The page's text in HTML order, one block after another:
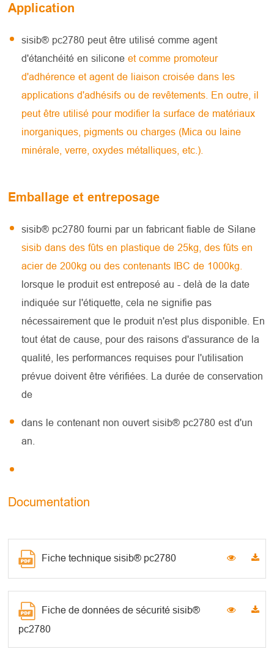
Application
sisib® pc2780 peut être utilisé comme agent
d'étanchéité en siliconeet comme promoteur
d'adhérence et agent de liaison croisée dans les
applications d'adhésifs ou de revêtements. En outre, il
peut être utilisé pour modifier la surface de matériaux
inorganiques, pigments ou charges (Mica ou laine
minérale, verre, oxydes métalliques, etc.).
Emballage et entreposage
sisib® pc2780 fourni par un fabricant fiable de Silane
sisib dans des fûts en plastique de 25kg, des fûts en
acier de 200kg ou des contenants IBC de 1000kg.
lorsque le produit est entreposé au - delà de la date
indiquée sur l'étiquette, cela ne signifie pas
nécessairement que le produit n'est plus disponible. En
tout état de cause, pour des raisons d'assurance de la
qualité, les performances requises pour l'utilisation
prévue doivent être vérifiées. La durée de conservation
de
dans le contenant non ouvert sisib® pc2780 est d'un
an.
Documentation
Fiche technique sisib® pc2780
Fiche de données de sécurité sisib®
pc2780